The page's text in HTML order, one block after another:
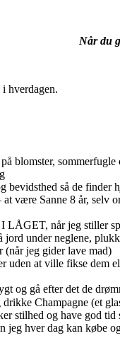
Når du
hverdagen.
blomster, sommerfugle
bevidsthed så de finder
være Sanne 8 år, selv
når jeg stiller
jord under neglene,
(når jeg gider lave mad)
at ville fikse dem
og gå efter det de
Champagne (et
stilhed og have god tid
hver dag kan købe